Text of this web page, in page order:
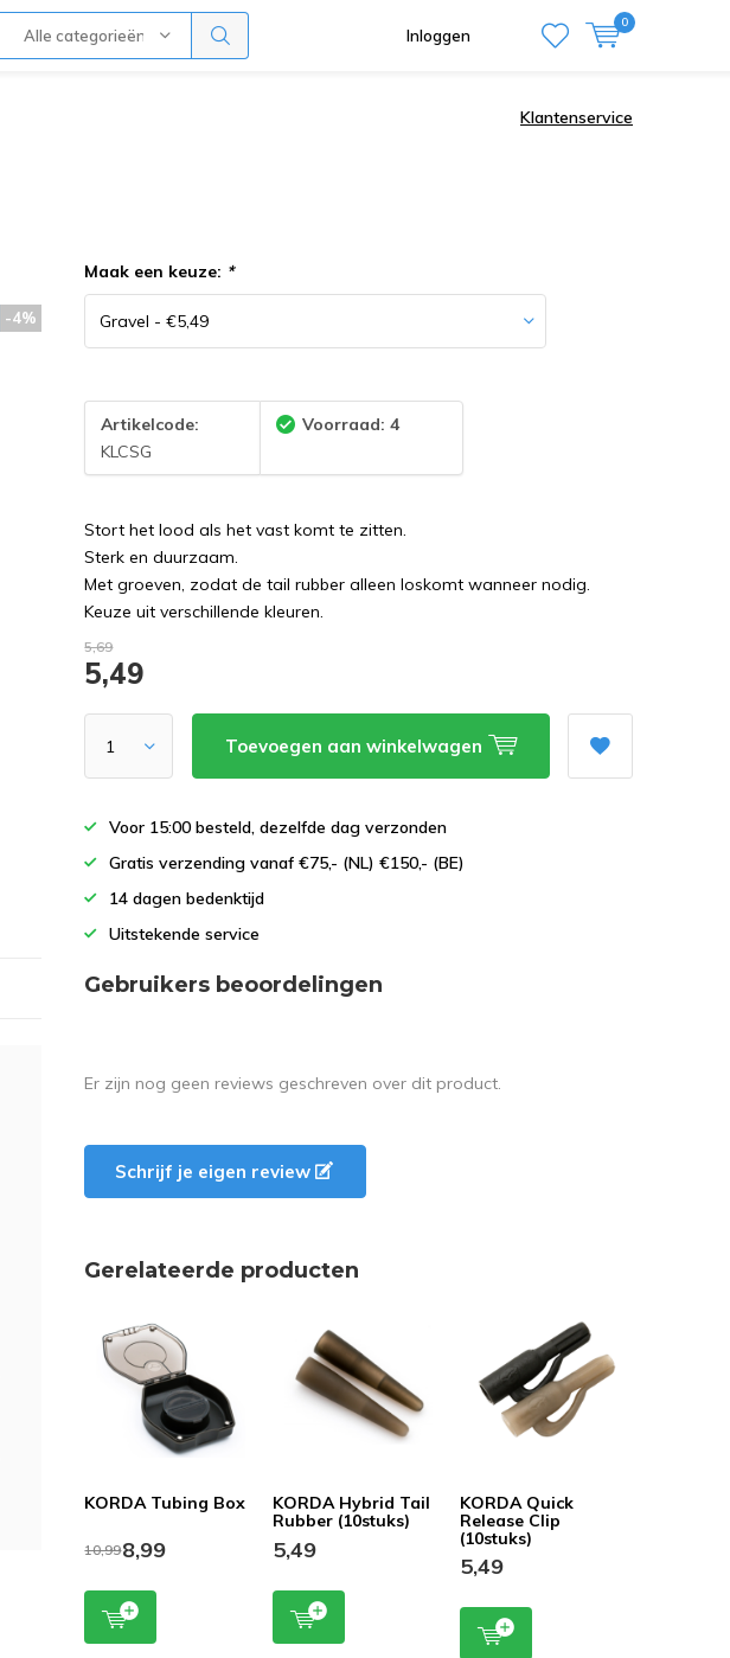
Alle categorieën Inloggen
0
Klantenservice
-4%
Maak een keuze: *
Artikelcode:
KLCSG
Voorraad: 4
Stort het lood als het vast komt te zitten.
Sterk en duurzaam.
Met groeven, zodat de tail rubber alleen loskomt wanneer nodig.
Keuze uit verschillende kleuren.
5,69
5,49
Toevoegen aan winkelwagen
Voor 15:00 besteld, dezelfde dag verzonden
Gratis verzending vanaf €75,- (NL) €150,- (BE)
14 dagen bedenktijd
Uitstekende service
Gebruikers beoordelingen
Er zijn nog geen reviews geschreven over dit product.
Schrijf je eigen review
Gerelateerde producten
KORDA Tubing Box
10,998,99
KORDA Hybrid Tail
Rubber (10stuks)
5,49
KORDA Quick
Release Clip
(10stuks)
5,49